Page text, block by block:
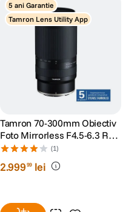
5 ani Garantie
Tamron Lens Utility App
Tamron 70-300mm Obiectiv
Foto Mirrorless F4.5-6.3 RXD
III Nikon Z-mount
(1)
2.99999 lei